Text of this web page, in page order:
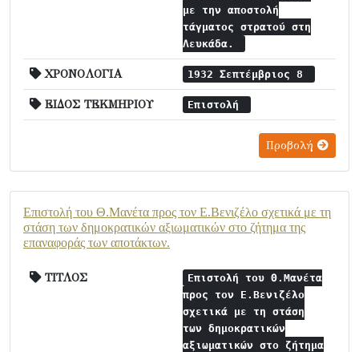
με την αποστολή
τάγματος στρατού στη
Λευκάδα.
ΧΡΟΝΟΛΟΓΙΑ 1932 Σεπτέμβριος 8
ΕΙΔΟΣ ΤΕΚΜΗΡΙΟΥ Επιστολή
Προβολή
Επιστολή του Θ.Μανέτα προς τον Ε.Βενιζέλο σχετικά με τη
στάση των δημοκρατικών αξιωματικών στο ζήτημα της
επαναφοράς των αποτάκτων.
ΤΙΤΛΟΣ
Επιστολή του Θ.Μανέτα
προς τον Ε.Βενιζέλο
σχετικά με τη στάση
των δημοκρατικών
αξιωματικών στο ζήτημα